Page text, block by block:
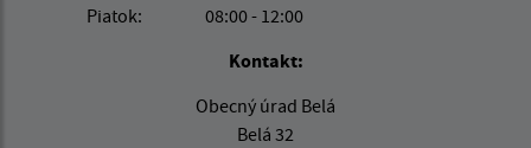
Piatok:
08:00 - 12:00
Kontakt:
Obecný úrad Belá
Belá 32